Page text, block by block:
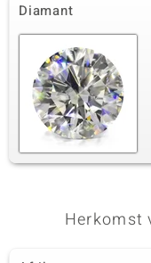
Diamant
Herkomst